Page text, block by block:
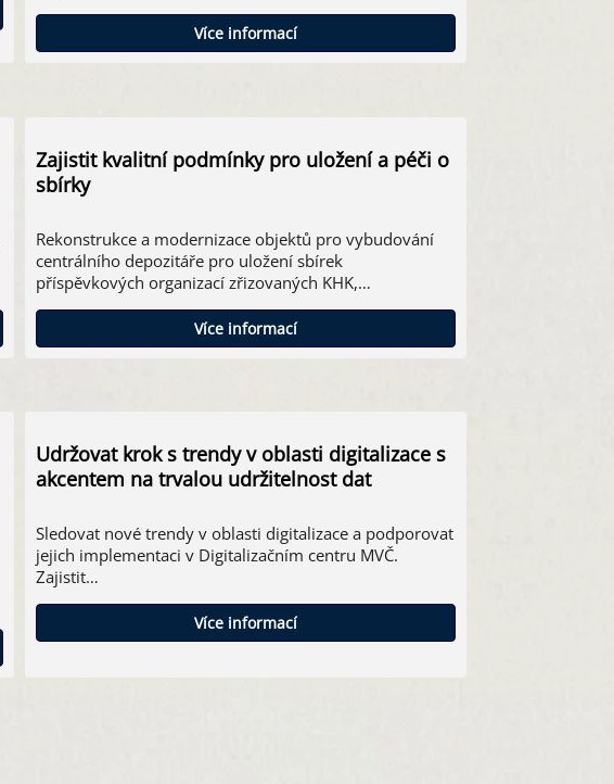
Více informací
Zajistit kvalitní podmínky pro uložení a péči o
sbírky
Rekonstrukce a modernizace objektů pro vybudování
centrálního depozitáře pro uložení sbírek
příspěvkových organizací zřizovaných KHK,…
Více informací
Udržovat krok s trendy v oblasti digitalizace s
akcentem na trvalou udržitelnost dat
Sledovat nové trendy v oblasti digitalizace a podporovat
jejich implementaci v Digitalizačním centru MVČ.
Zajistit…
Více informací